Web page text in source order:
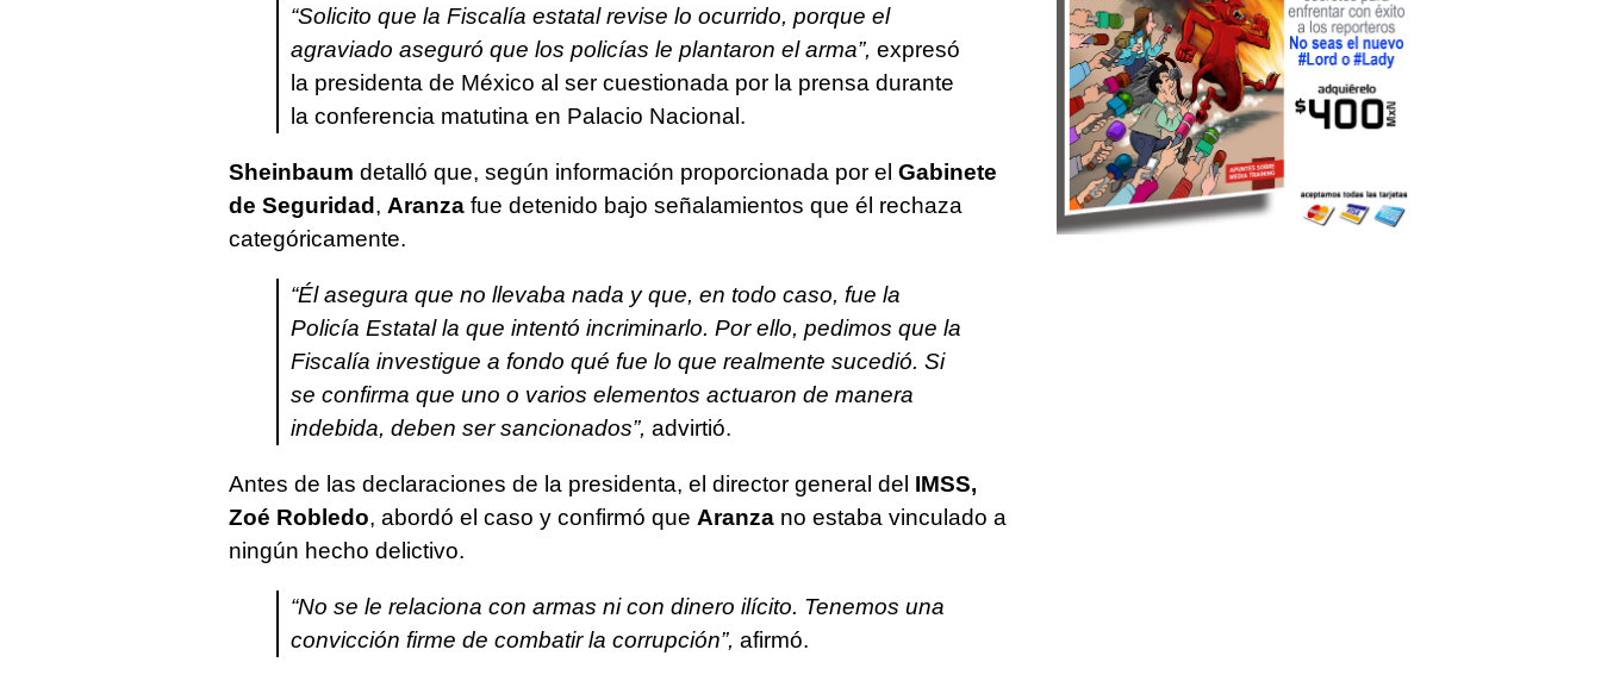
“Solicito que la Fiscalía estatal revise lo ocurrido, porque el
agraviado aseguró que los policías le plantaron el arma”, expresó
la presidenta de México al ser cuestionada por la prensa durante
la conferencia matutina en Palacio Nacional.
Sheinbaum detalló que, según información proporcionada por el Gabinete
de Seguridad , Aranza fue detenido bajo señalamientos que él rechaza
categóricamente.
“Él asegura que no llevaba nada y que, en todo caso, fue la
Policía Estatal la que intentó incriminarlo. Por ello, pedimos que la
Fiscalía investigue a fondo qué fue lo que realmente sucedió. Si
se confirma que uno o varios elementos actuaron de manera
indebida, deben ser sancionados”, advirtió.
Antes de las declaraciones de la presidenta, el director general del IMSS,
Zoé Robledo, abordó el caso y confirmó que Aranza no estaba vinculado a
ningún hecho delictivo.
“No se le relaciona con armas ni con dinero ilícito. Tenemos una
convicción firme de combatir la corrupción”, afirmó.